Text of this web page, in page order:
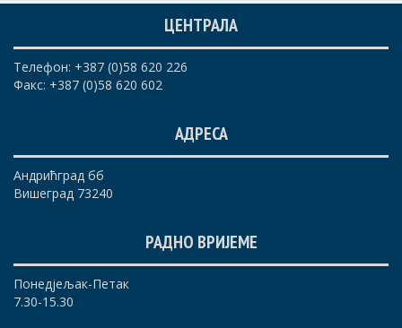
ЦЕНТРАЛА
Телефон: +387 (0)58 620 226
Факс: +387 (0)58 620 602
АДРЕСА
Андрићград бб
Вишеград 73240
РАДНО ВРИЈЕМЕ
Понедјељак-Петак
7.30-15.30